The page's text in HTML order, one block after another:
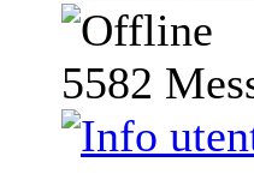
5582